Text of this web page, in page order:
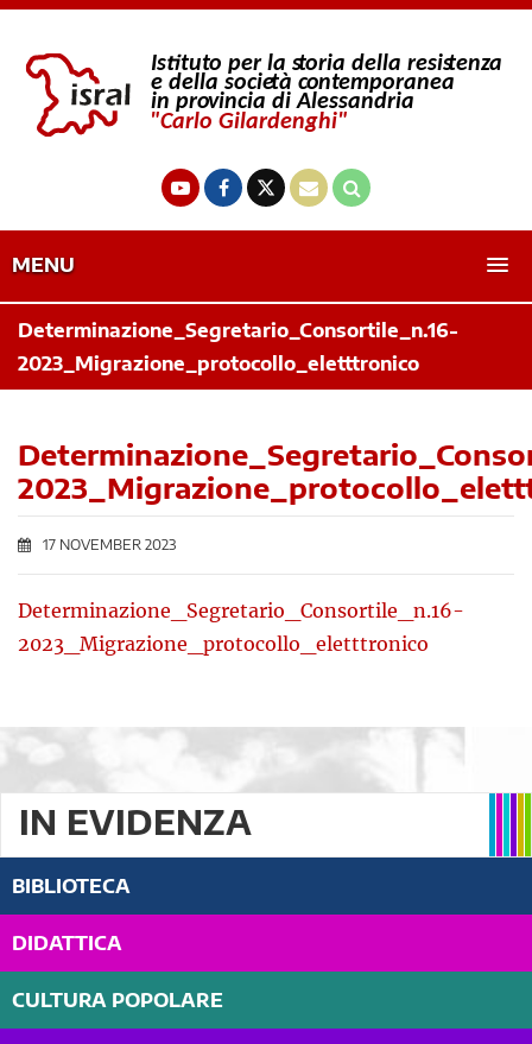
MENU
Determinazione_Segretario_Consortile_n.16-
2023_Migrazione_protocollo_eletttronico
17 NOVEMBER 2023
Determinazione_Segretario_Consortile_n.16-
2023_Migrazione_protocollo_eletttronico
IN EVIDENZA
BIBLIOTECA
DIDATTICA
CULTURA POPOLARE